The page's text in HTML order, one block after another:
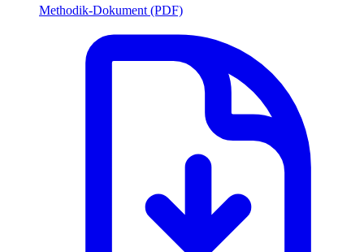
Methodik-Dokument (PDF)